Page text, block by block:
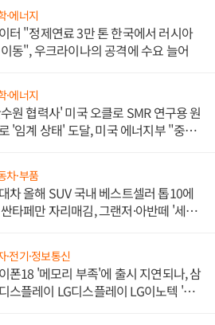
·에너지
터 "정제연료 3만 톤 한국에서 러시아
동", 우크라이나의 공격에 수요 늘어
·에너지
원 협력사' 미국 오클로 SMR 연구용 원
'임계 상태' 도달, 미국 에너지부 "중요
차·부품
차 올해 SUV 국내 베스트셀러 톱10에
타페만 자리매김, 그랜저·아반떼 '세단
·전기·정보통신
폰18 '메모리 부족'에 출시 지연되나, 삼
스플레이 LG디스플레이 LG이노텍 '탈